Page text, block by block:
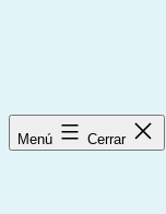
Menú Cerrar